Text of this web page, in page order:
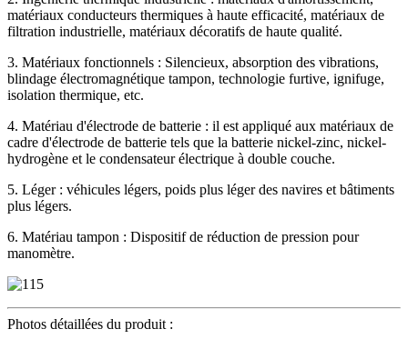
matériaux conducteurs thermiques à haute efficacité, matériaux de
filtration industrielle, matériaux décoratifs de haute qualité.
3. Matériaux fonctionnels : Silencieux, absorption des vibrations,
blindage électromagnétique tampon, technologie furtive, ignifuge,
isolation thermique, etc.
4. Matériau d'électrode de batterie : il est appliqué aux matériaux de
cadre d'électrode de batterie tels que la batterie nickel-zinc, nickel-
hydrogène et le condensateur électrique à double couche.
5. Léger : véhicules légers, poids plus léger des navires et bâtiments
plus légers.
6. Matériau tampon : Dispositif de réduction de pression pour
manomètre.
Photos détaillées du produit :